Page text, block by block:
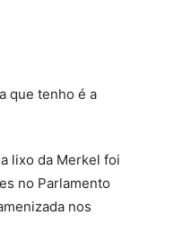
que tenho é a
lixo da Merkel foi
no Parlamento
nos